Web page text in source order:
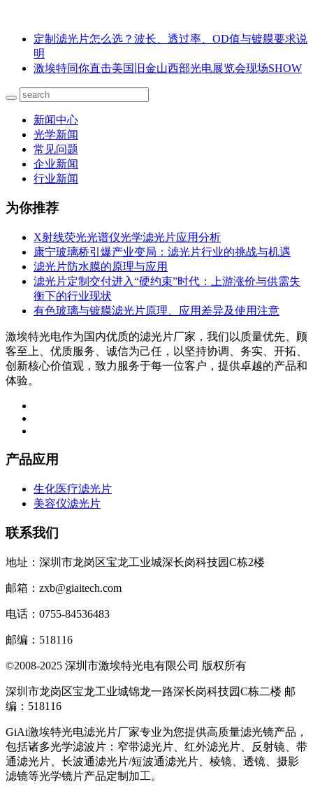
定制滤光片怎么选？波长、透过率、OD值与镀膜要求说
明
激埃特同你直击美国旧金山西部光电展览会现场SHOW
新闻中心
光学新闻
常见问题
企业新闻
行业新闻
为你推荐
X射线荧光光谱仪光学滤光片应用分析
康宁玻璃桥引爆产业变局：滤光片行业的挑战与机遇
滤光片防水膜的原理与应用
滤光片定制交付进入“硬约束”时代：上游涨价与供需失
衡下的行业现状
有色玻璃与镀膜滤光片原理、应用差异及使用注意
激埃特光电作为国内优质的滤光片厂家，我们以质量优先、顾
客至上、优质服务、诚信为己任，以坚持协调、务实、开拓、
创新核心价值观，致力服务于每一位客户，提供卓越的产品和
体验。
产品应用
生化医疗滤光片
美容仪滤光片
联系我们
地址：深圳市龙岗区宝龙工业城深长岗科技园C栋2楼
邮箱：zxb@giaitech.com
电话：0755-84536483
邮编：518116
©2008-2025 深圳市激埃特光电有限公司 版权所有
深圳市龙岗区宝龙工业城锦龙一路深长岗科技园C栋二楼 邮
编：518116
GiAi激埃特光电滤光片厂家专业为您提供高质量滤光镜产品，
包括诸多光学滤波片：窄带滤光片、红外滤光片、反射镜、带
通滤光片、长波通滤光片/短波通滤光片、棱镜、透镜、摄影
滤镜等光学镜片产品定制加工。